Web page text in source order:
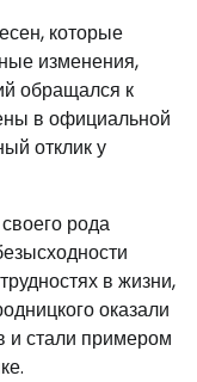
которые
изменения,
обращался к
в официальной
отклик у
рода
в жизни,
оказали
и стали примером